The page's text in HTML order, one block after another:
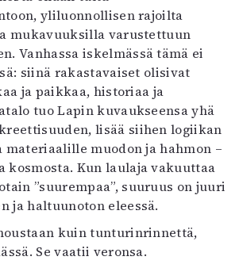
yliluonnollisen rajoilta
mukavuuksilla varustettuun
Vanhassa iskelmässä tämä ei
siinä rakastavaiset olisivat
ja paikkaa, historiaa ja
tuo Lapin kuvaukseensa yhä
lisää siihen logiikan
materiaalille muodon ja hahmon –
kosmosta. Kun laulaja vakuuttaa
”suurempaa”, suuruus on juuri
ja haltuunoton eleessä.
kuin tunturinrinnettä,
Se vaatii veronsa.